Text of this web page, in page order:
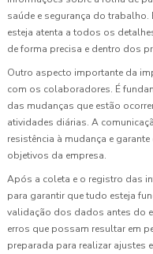
saúde e segurança do
esteja atenta a todos os
de forma precisa e dentro dos
Outro aspecto importante da
com os colaboradores. É
das mudanças que estão
atividades diárias. A
resistência à mudança e
objetivos da empresa.
Após a coleta e o registro das
para garantir que tudo esteja
validação dos dados antes do
erros que possam resultar em
preparada para realizar ajustes